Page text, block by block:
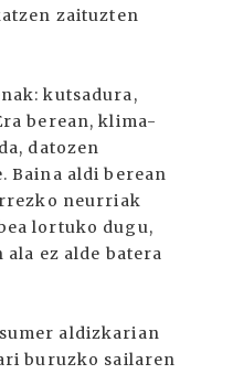
zaituzten
kutsadura,
berean, klima-
datozen
Baina aldi berean
neurriak
lortuko dugu,
ez alde batera
aldizkarian
buruzko sailaren